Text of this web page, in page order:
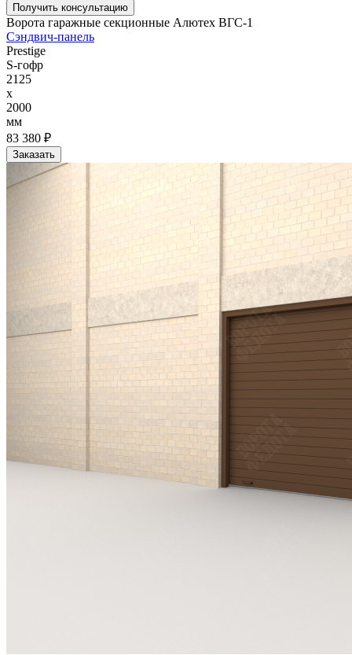
Получить консультацию
Ворота гаражные секционные Алютех ВГС-1
Сэндвич-панель
Prestige
S-гофр
2125
x
2000
мм
83 380 ₽
Заказать